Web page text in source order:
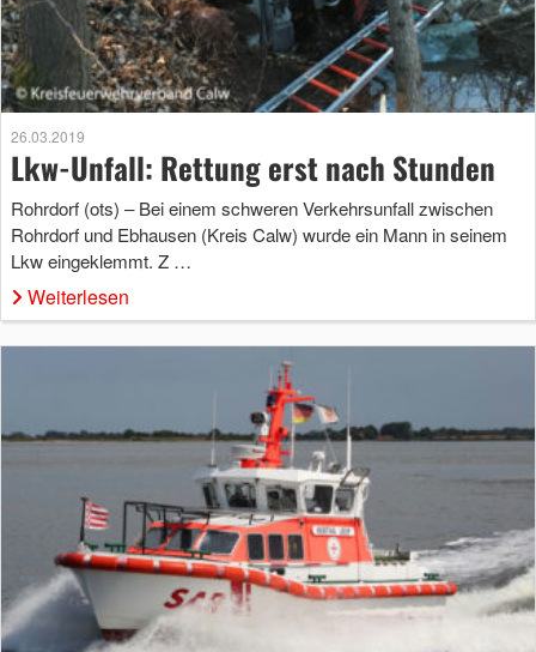
26.03.2019
Lkw-Unfall: Rettung erst nach Stunden
Rohrdorf (ots) – Bei einem schweren Verkehrsunfall zwischen
Rohrdorf und Ebhausen (Kreis Calw) wurde ein Mann in seinem
Lkw eingeklemmt. Z …
Weiterlesen